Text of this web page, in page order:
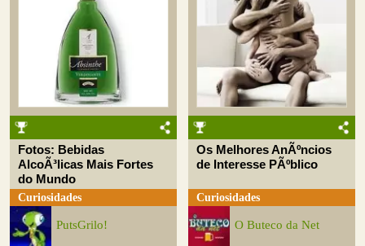
Fotos: Bebidas
AlcoÃ³licas Mais Fortes
do Mundo
Curiosidades
PutsGrilo!
Os Melhores AnÃºncios
de Interesse PÃºblico
Curiosidades
O Buteco da Net